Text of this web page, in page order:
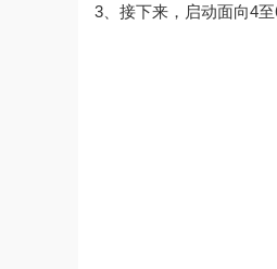
3、接下来，启动面向4